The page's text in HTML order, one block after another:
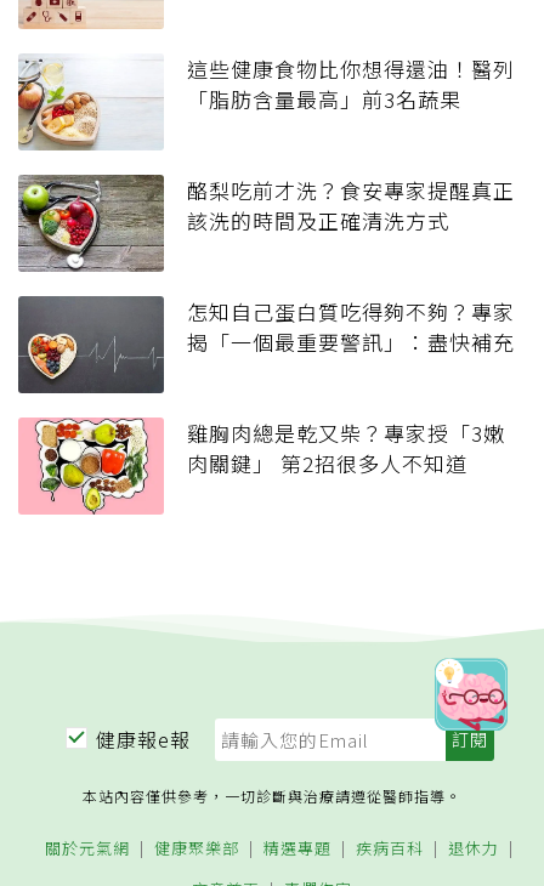
這些健康食物比你想得還油！醫列
「脂肪含量最高」前3名蔬果
酪梨吃前才洗？食安專家提醒真正
該洗的時間及正確清洗方式
怎知自己蛋白質吃得夠不夠？專家
揭「一個最重要警訊」：盡快補充
雞胸肉總是乾又柴？專家授「3嫩
肉關鍵」 第2招很多人不知道
健康報e報
本站內容僅供參考，一切診斷與治療請遵從醫師指導。
關於元氣網 健康聚樂部 精選專題 疾病百科
退休力